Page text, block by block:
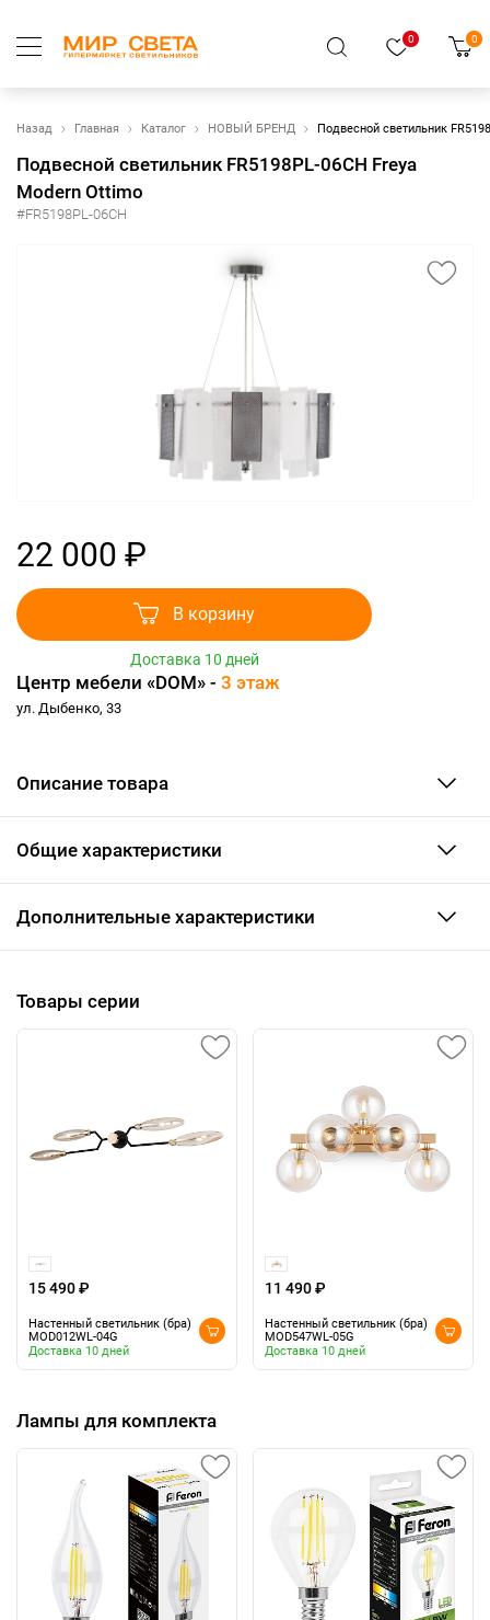
0 0
Назад Главная Каталог НОВЫЙ БРЕНД Подвесной светильник
Подвесной светильник FR5198PL-06CH Freya
Modern Ottimo
#FR5198PL-06CH
22 000 ₽
В корзину
Доставка 10 дней
Центр мебели «DOM» - 3 этаж
ул. Дыбенко, 33
Описание товара
Общие характеристики
Дополнительные характеристики
Товары серии
15 490 ₽
Настенный светильник (бра)
MOD012WL-04G
Доставка 10 дней
11 490 ₽
Настенный светильник (бра)
MOD547WL-05G
Доставка 10 дней
Лампы для комплекта